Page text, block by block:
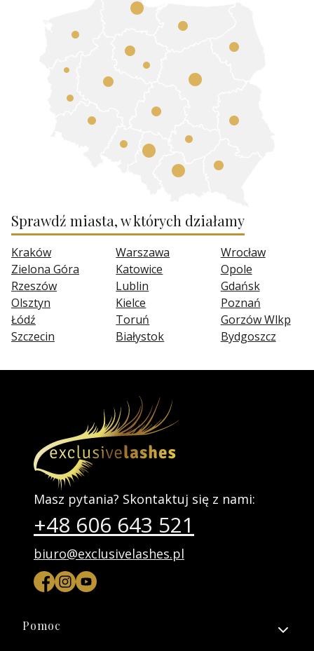
Sprawdź miasta, w których działamy
Kraków
Zielona Góra
Rzeszów
Olsztyn
Łódź
Szczecin
Warszawa
Katowice
Lublin
Kielce
Toruń
Białystok
Wrocław
Opole
Gdańsk
Poznań
Gorzów Wlkp
Bydgoszcz
Masz pytania? Skontaktuj się z nami:
+48 606 643 521
biuro@exclusivelashes.pl
Linki w stopce
Pomoc